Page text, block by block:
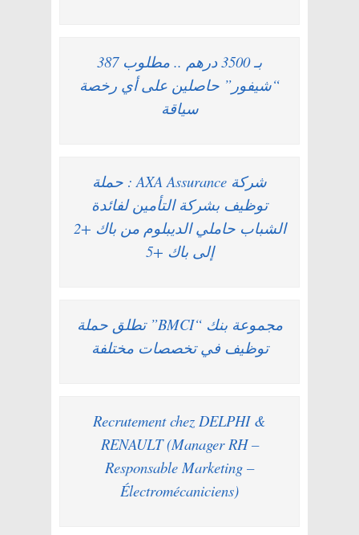
بـ 3500 درهم .. مطلوب 387
“شيفور” حاصلين على أي رخصة
سياقة
شركة AXA Assurance : حملة
توظيف بشركة التأمين لفائدة
الشباب حاملي الديبلوم من باك +2
إلى باك +5
مجموعة بنك “BMCI” تطلق حملة
توظيف في تخصصات مختلفة
Recrutement chez DELPHI &
RENAULT (Manager RH –
Responsable Marketing –
Électromécaniciens)